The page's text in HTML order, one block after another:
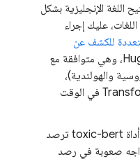
الإنجليزية بشكل
عليك إجراء
للكشف عن
على Hugging Face، وهي متوافقة مع
والهولندية)،
ولكنّها غير متوافقة مع Transformers.js في الوقت
: على الرغم من أنّ أداة toxic-bert ترصد
صعوبة في رصد